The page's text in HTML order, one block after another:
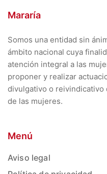
Mararía
Somos una entidad sin
ámbito nacional cuya
atención integral a las
proponer y realizar
divulgativo o reivindicativo
de las mujeres.
Menú
Aviso legal